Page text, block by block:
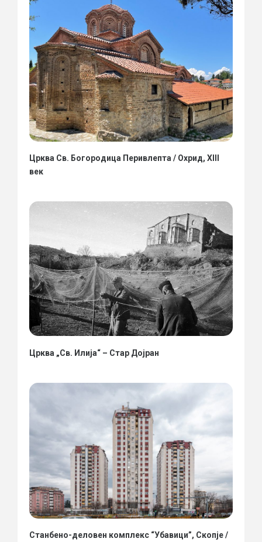
Црква Св. Богородица Перивлепта / Охрид, XIII
век
Црква „Св. Илија“ – Стар Дојран
Станбено-деловен комплекс “Убавици”, Скопје /